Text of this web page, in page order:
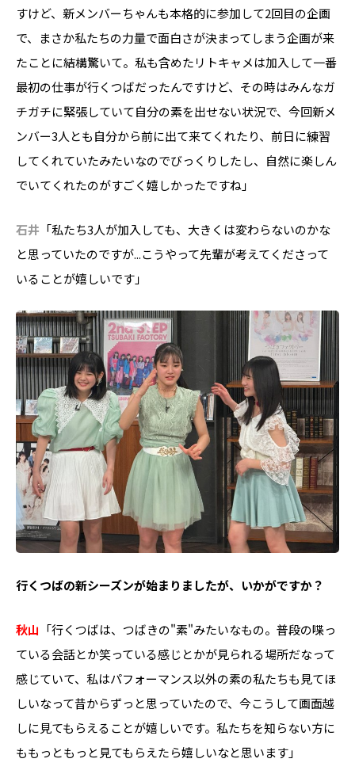
すけど、新メンバーちゃんも本格的に参加して2回目の企画
で、まさか私たちの力量で面白さが決まってしまう企画が来
たことに結構驚いて。私も含めたリトキャメは加入して一番
最初の仕事が行くつばだったんですけど、その時はみんなガ
チガチに緊張していて自分の素を出せない状況で、今回新メ
ンバー3人とも自分から前に出て来てくれたり、前日に練習
してくれていたみたいなのでびっくりしたし、自然に楽しん
でいてくれたのがすごく嬉しかったですね」
石井 「私たち3人が加入しても、大きくは変わらないのかな
と思っていたのですが...こうやって先輩が考えてくださって
いることが嬉しいです」
――行くつばの新シーズンが始まりましたが、いかがですか？
秋山 「行くつばは、つばきの"素"みたいなもの。普段の喋っ
ている会話とか笑っている感じとかが見られる場所だなって
感じていて、私はパフォーマンス以外の素の私たちも見てほ
しいなって昔からずっと思っていたので、今こうして画面越
しに見てもらえることが嬉しいです。私たちを知らない方に
ももっともっと見てもらえたら嬉しいなと思います」